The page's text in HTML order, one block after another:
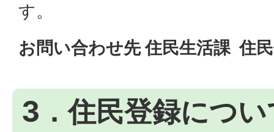
す。
お問い合わせ先 住民生活課 住
3．住民登録につい